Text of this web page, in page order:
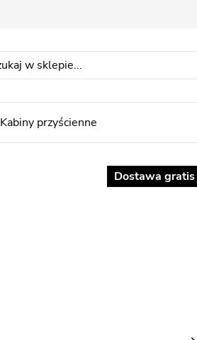
Kabiny przyścienne
Dostawa gratis